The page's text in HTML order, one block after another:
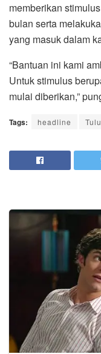
memberikan
bulan serta
yang masuk dalam
“Bantuan ini kami
Untuk stimulus
mulai diberikan,”
Tags: headline